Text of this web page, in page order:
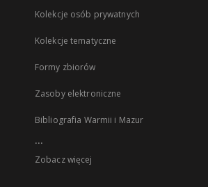
Kolekcje osób prywatnych
Kolekcje tematyczne
Formy zbiorów
Zasoby elektroniczne
Bibliografia Warmii i Mazur
...
Zobacz więcej